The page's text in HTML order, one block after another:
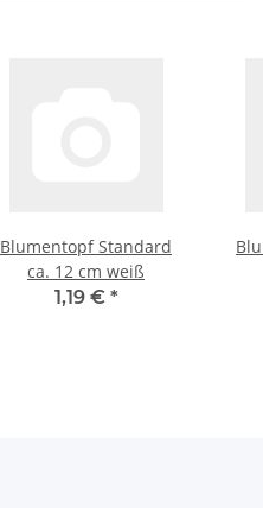
Blumentopf Standard
ca. 12 cm weiß
1,19 € *